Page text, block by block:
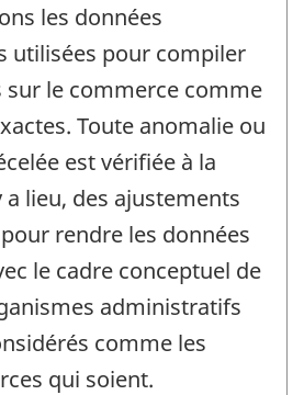
les données
utilisées pour compiler
sur le commerce comme
Toute anomalie ou
est vérifiée à la
lieu, des ajustements
rendre les données
le cadre conceptuel de
administratifs
comme les
qui soient.